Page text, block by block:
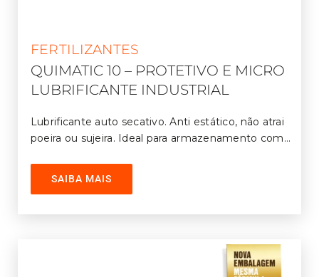
FERTILIZANTES
QUIMATIC 10 – PROTETIVO E MICRO
LUBRIFICANTE INDUSTRIAL
Lubrificante auto secativo. Anti estático, não atrai
poeira ou sujeira. Ideal para armazenamento com
SAIBA MAIS